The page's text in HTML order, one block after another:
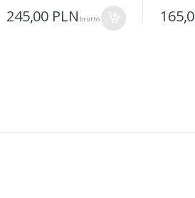
245,00 PLN brutto